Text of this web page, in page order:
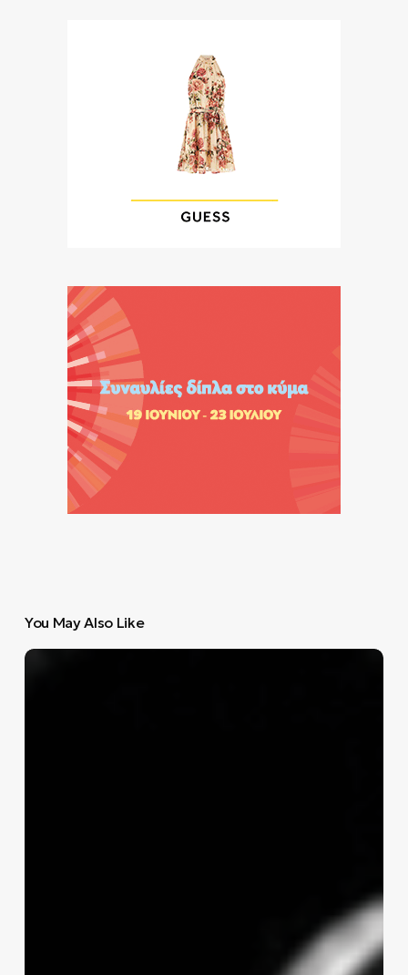
You May Also Like
Death